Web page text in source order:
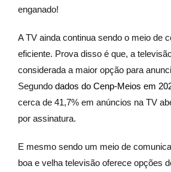
enganado!
A TV ainda continua sendo o meio de
eficiente. Prova disso é que, a
considerada a maior opção para
Segundo dados do Cenp-Meios em
cerca de 41,7% em anúncios na TV
por assinatura.
E mesmo sendo um meio de
boa e velha televisão oferece opções